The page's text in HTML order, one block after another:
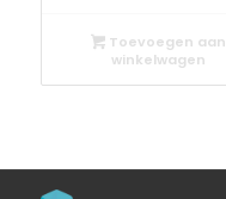
Toevoegen aan
winkelwagen